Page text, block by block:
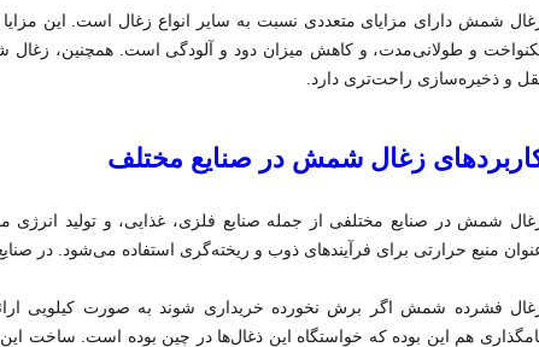
شمش دارای مزایای متعددی نسبت به سایر انواع زغال است. این
و طولانی‌مدت، و کاهش میزان دود و آلودگی است. همچنین،
و ذخیره‌سازی راحت‌تری دارد.
زغال شمش در صنایع مختلف
شمش در صنایع مختلفی از جمله صنایع فلزی، غذایی، و تولید
منبع حرارتی برای فرآیندهای ذوب و ریخته‌گری استفاده می‌شود. در
فشرده شمش اگر برش نخورده خریداری شوند به صورت کیلویی
هم این بوده که خواستگاه این ذغال‌ها در چین بوده است. ساخت